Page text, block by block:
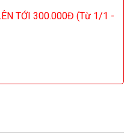
TỚI 300.000Đ (Từ 1/1 -